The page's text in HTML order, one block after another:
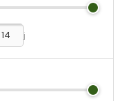
j